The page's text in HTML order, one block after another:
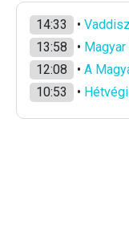
14:33 • Vaddisznó
13:58
• Magyar
12:08
• A Magyar
10:53
• Hétvégi